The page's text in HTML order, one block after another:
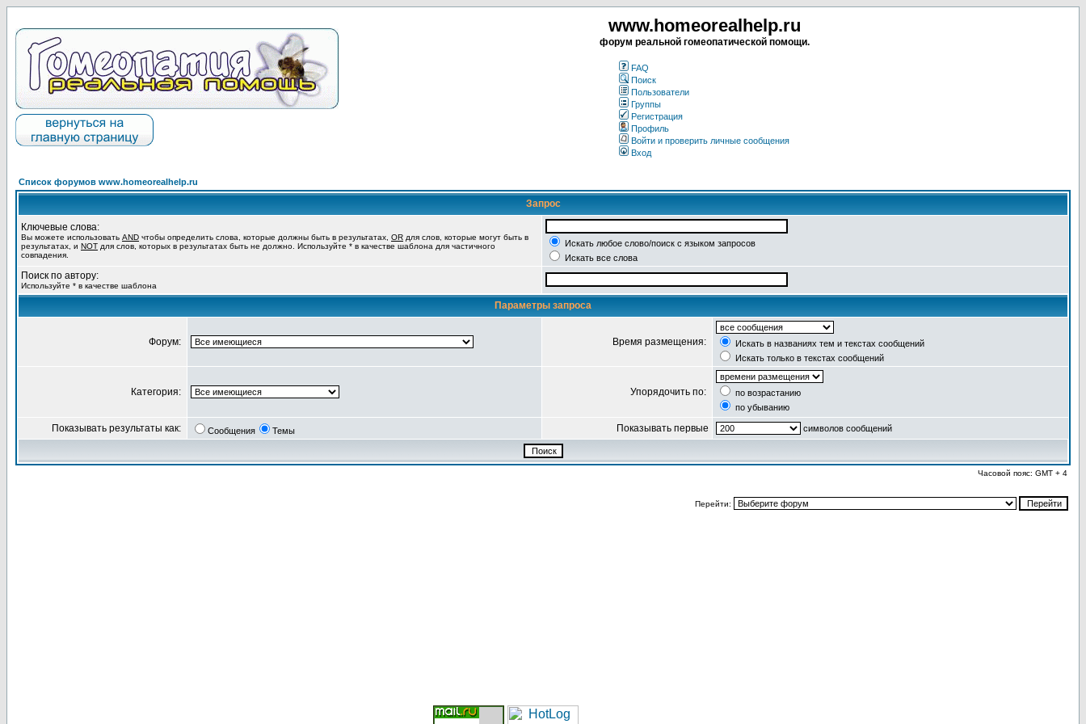
www.homeorealhelp.ru
форум реальной гомеопатической помощи.
FAQ
Поиск
Пользователи
Группы
Регистрация
Профиль
Войти и проверить личные сообщения
Вход
Список форумов www.homeorealhelp.ru
Запрос
Ключевые слова:
Вы можете использовать AND чтобы определить слова, которые должны быть в результатах, OR для слов, которые могут быть в
результатах, и NOT для слов, которых в результатах быть не должно. Используйте * в качестве шаблона для частичного
совпадения.
Искать любое слово/поиск с языком запросов
Искать все слова
Поиск по автору:
Используйте * в качестве шаблона
Параметры запроса
Форум: Время размещения:
Искать в названиях тем и текстах сообщений
Искать только в текстах сообщений
Категория: Упорядочить по:
по возрастанию
по убыванию
Показывать результаты как: Сообщения Темы Показывать первые символов сообщений
Часовой пояс: GMT + 4
Перейти: